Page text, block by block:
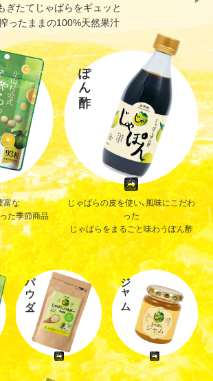
ぎたてじゃばらをギュッと
ったままの100%天然果汁
富な
た季節商品
ぽん酢
じゃばらの皮を使い、風味にこだわ
った
じゃばらをまるごと味わうぽん酢
パウダー ジャム